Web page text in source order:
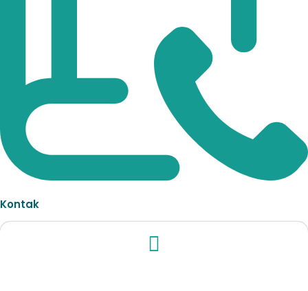
Kontak